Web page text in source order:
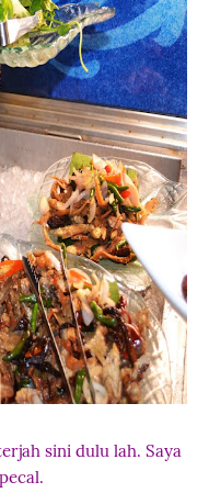
sini dulu lah. Saya